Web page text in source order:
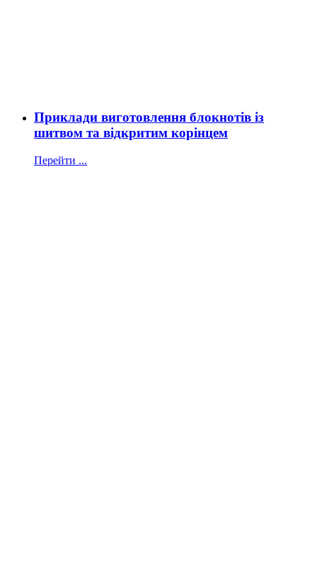
Приклади виготовлення блокнотів із
шитвом та відкритим корінцем
Перейти ...